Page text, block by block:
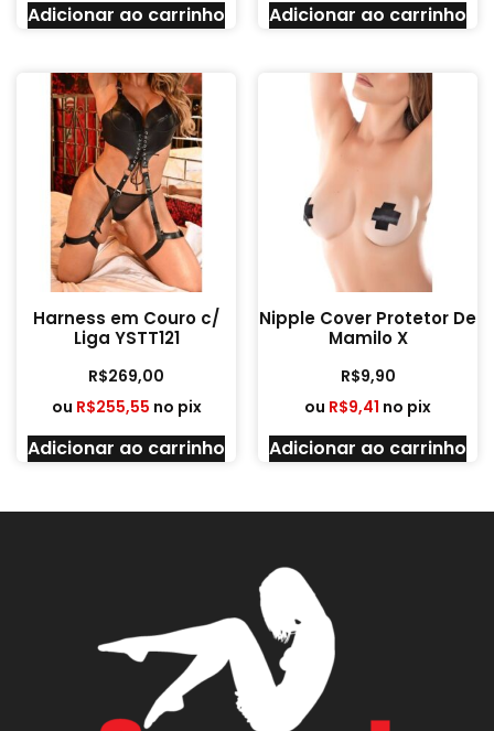
Adicionar ao carrinho Adicionar ao carrinho
Harness em Couro c/
Liga YSTT121
R$269,00
ou R$255,55 no pix
Adicionar ao carrinho
Nipple Cover Protetor De
Mamilo X
R$9,90
ou R$9,41 no pix
Adicionar ao carrinho